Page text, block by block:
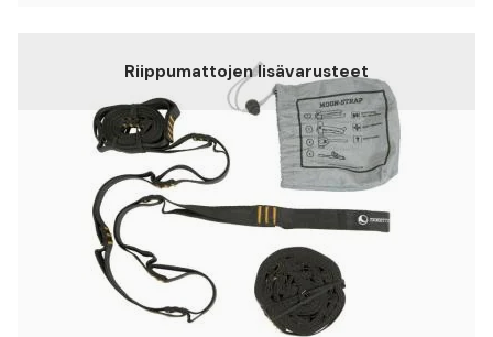
Riippumattojen lisävarusteet